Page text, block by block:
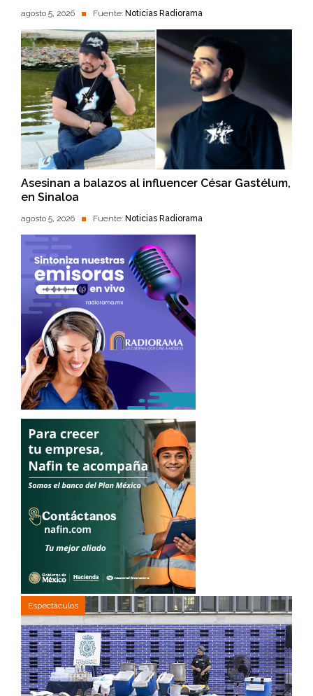
agosto 5, 2026 Fuente: Noticias Radiorama
Asesinan a balazos al influencer César Gastélum,
en Sinaloa
agosto 5, 2026 Fuente: Noticias Radiorama
Espectáculos